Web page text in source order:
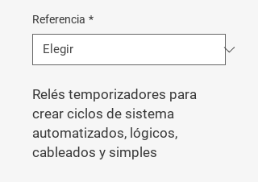
Referencia *
Relés temporizadores para
crear ciclos de sistema
automatizados, lógicos,
cableados y simples